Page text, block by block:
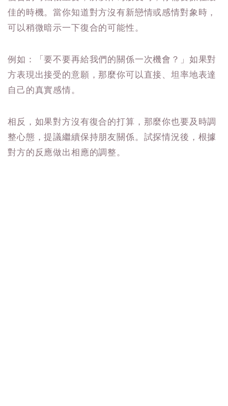
佳的時機。當你知道對方沒有新戀情或感情對象時，
可以稍微暗示一下復合的可能性。
例如：「要不要再給我們的關係一次機會？」如果對
方表現出接受的意願，那麼你可以直接、坦率地表達
自己的真實感情。
相反，如果對方沒有復合的打算，那麼你也要及時調
整心態，提議繼續保持朋友關係。試探情況後，根據
對方的反應做出相應的調整。